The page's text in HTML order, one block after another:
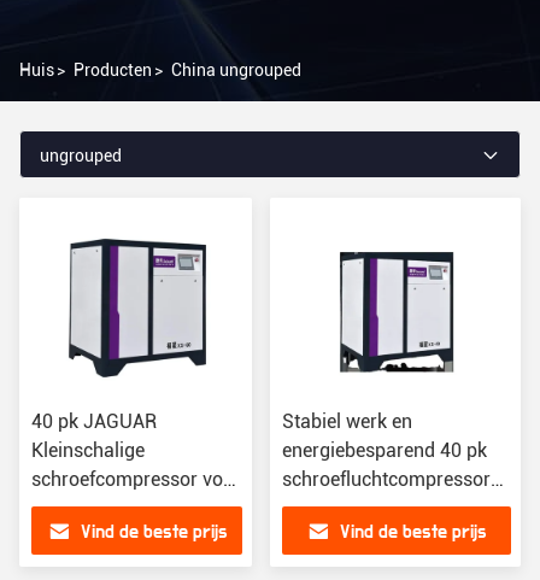
Huis> Producten > China ungrouped
ungrouped
40 pk JAGUAR
Kleinschalige
schroefcompressor voor
de lichte industrie 512
kg voor thuis
Vind de beste prijs
Stabiel werk en
energiebesparend 40 pk
schroefluchtcompressor
met 512 kg
schroefcapaciteit
Vind de beste prijs